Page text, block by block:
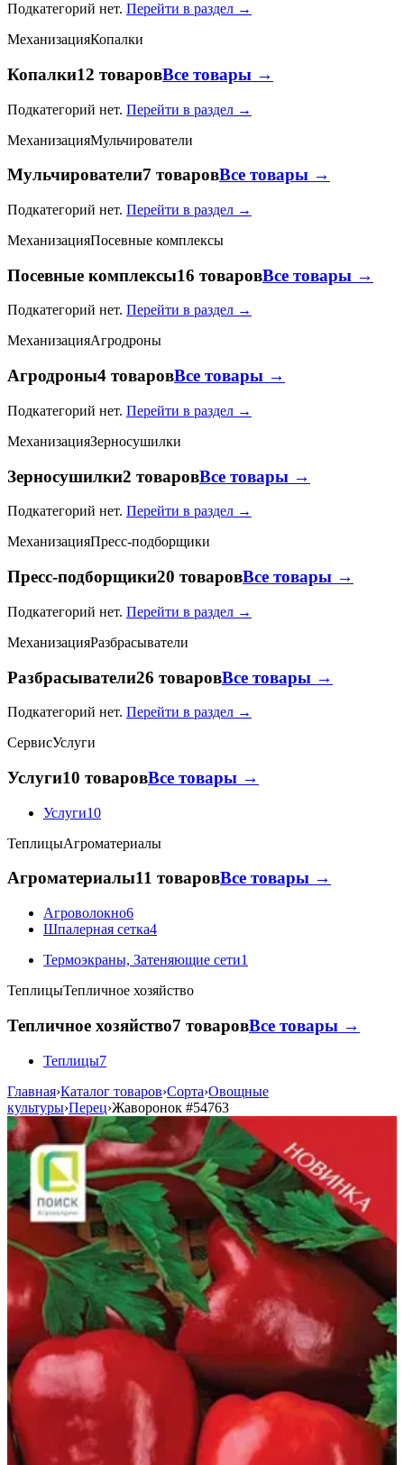
Подкатегорий нет. Перейти в раздел →
МеханизацияКопалки
Копалки12 товаровВсе товары →
Подкатегорий нет. Перейти в раздел →
МеханизацияМульчирователи
Мульчирователи7 товаровВсе товары →
Подкатегорий нет. Перейти в раздел →
МеханизацияПосевные комплексы
Посевные комплексы16 товаровВсе товары →
Подкатегорий нет. Перейти в раздел →
МеханизацияАгродроны
Агродроны4 товаровВсе товары →
Подкатегорий нет. Перейти в раздел →
МеханизацияЗерносушилки
Зерносушилки2 товаровВсе товары →
Подкатегорий нет. Перейти в раздел →
МеханизацияПресс-подборщики
Пресс-подборщики20 товаровВсе товары →
Подкатегорий нет. Перейти в раздел →
МеханизацияРазбрасыватели
Разбрасыватели26 товаровВсе товары →
Подкатегорий нет. Перейти в раздел →
СервисУслуги
Услуги10 товаровВсе товары →
Услуги10
ТеплицыАгроматериалы
Агроматериалы11 товаровВсе товары →
Агроволокно6
Шпалерная сетка4
Термоэкраны, Затеняющие сети1
ТеплицыТепличное хозяйство
Тепличное хозяйство7 товаровВсе товары →
Теплицы7
Главная›Каталог товаров›Сорта›Овощные
культуры›Перец›Жаворонок #54763